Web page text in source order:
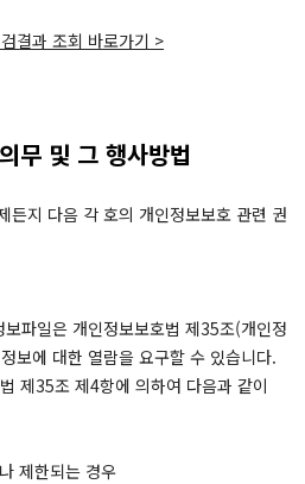
결과 조회 바로가기 >
무 및 그 행사방법
지 다음 각 호의 개인정보보호 관련 권
파일은 개인정보보호법 제35조(개인정
보에 대한 열람을 요구할 수 있습니다.
제35조 제4항에 의하여 다음과 같이
제한되는 경우